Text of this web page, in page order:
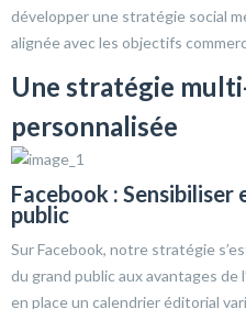
développer une stratégie social
alignée avec les objectifs
Une stratégie
personnalisée
Facebook :
public
Sur Facebook, notre stratégie
du grand public aux avantages de
en place un calendrier éditorial